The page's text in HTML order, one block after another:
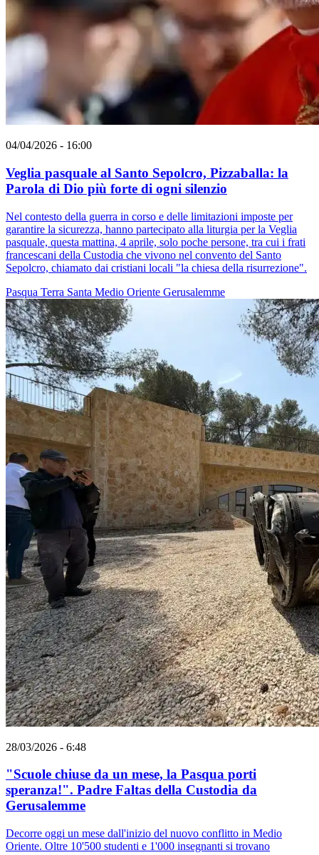
04/04/2026 - 16:00
Veglia pasquale al Santo Sepolcro, Pizzaballa: la
Parola di Dio più forte di ogni silenzio
Nel contesto della guerra in corso e delle limitazioni imposte per
garantire la sicurezza, hanno partecipato alla liturgia per la Veglia
pasquale, questa mattina, 4 aprile, solo poche persone, tra cui i frati
francescani della Custodia che vivono nel convento del Santo
Sepolcro, chiamato dai cristiani locali "la chiesa della risurrezione".
Pasqua Terra Santa Medio Oriente Gerusalemme
28/03/2026 - 6:48
"Scuole chiuse da un mese, la Pasqua porti
speranza!". Padre Faltas della Custodia da
Gerusalemme
Decorre oggi un mese dall'inizio del nuovo conflitto in Medio
Oriente. Oltre 10'500 studenti e 1'000 insegnanti si trovano